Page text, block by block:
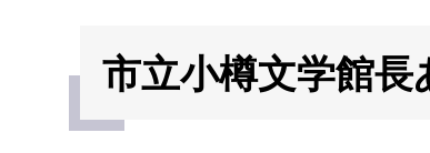
市立小樽文学館長